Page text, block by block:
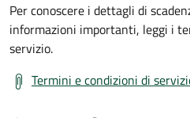
Per conoscere i dettagli di
informazioni importanti, leggi i
servizio.
Termini e condizioni di